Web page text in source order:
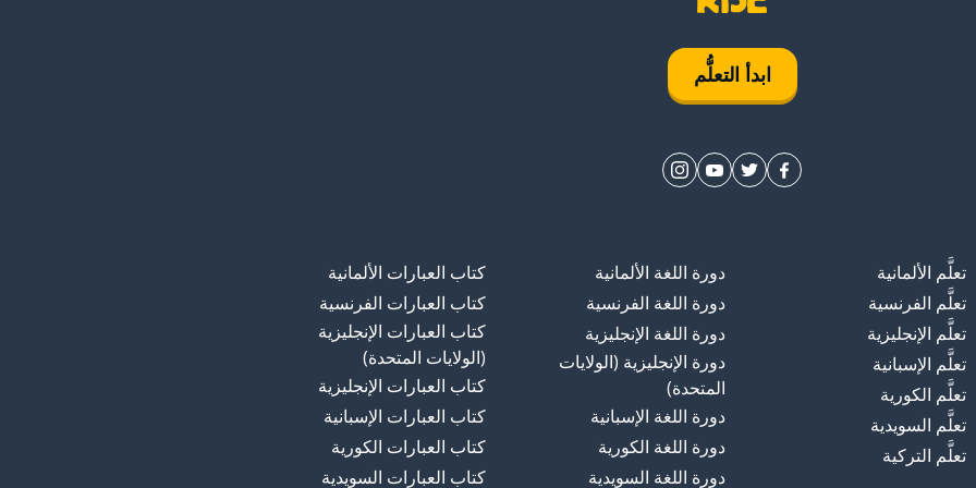
ابدأ التعلُّم
تعلَّم الألمانية
تعلَّم الفرنسية
تعلَّم الإنجليزية
تعلَّم الإسبانية
تعلَّم الكورية
تعلَّم السويدية
تعلَّم التركية
دورة اللغة الألمانية
دورة اللغة الفرنسية
دورة اللغة الإنجليزية
دورة الإنجليزية (الولايات
المتحدة)
دورة اللغة الإسبانية
دورة اللغة الكورية
دورة اللغة السويدية
كتاب العبارات الألمانية
كتاب العبارات الفرنسية
كتاب العبارات الإنجليزية
(الولايات المتحدة)
كتاب العبارات الإنجليزية
كتاب العبارات الإسبانية
كتاب العبارات الكورية
كتاب العبارات السويدية